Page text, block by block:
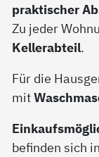
praktischer
Zu jeder
Kellerabteil.
Für die
mit
befinden sich